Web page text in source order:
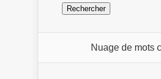
Nuage de mots